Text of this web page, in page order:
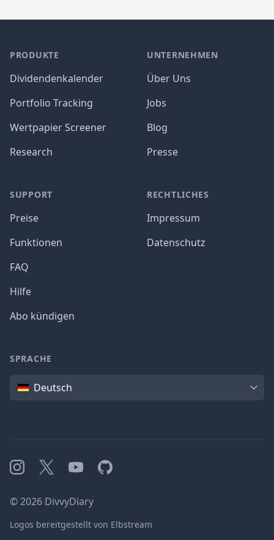
PRODUKTE
Dividendenkalender
Portfolio Tracking
Wertpapier Screener
Research
SUPPORT
Preise
Funktionen
FAQ
Hilfe
Abo kündigen
UNTERNEHMEN
Über Uns
Jobs
Blog
Presse
RECHTLICHES
Impressum
Datenschutz
SPRACHE
SpracheDeutsch
Instagram
X YouTubeGitHub
©2026 DivvyDiary
Logos bereitgestellt von Elbstream